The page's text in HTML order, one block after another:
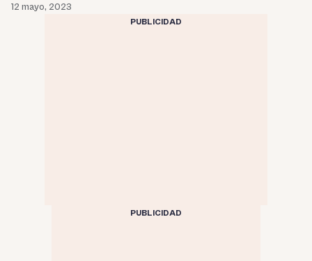
12 mayo, 2023
PUBLICIDAD
PUBLICIDAD